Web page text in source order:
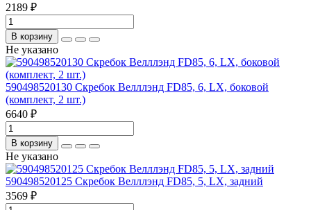
2189 ₽
В корзину
Не указано
590498520130 Скребок Велллэнд FD85, 6, LX, боковой
(комплект, 2 шт.)
6640 ₽
В корзину
Не указано
590498520125 Скребок Велллэнд FD85, 5, LX, задний
3569 ₽